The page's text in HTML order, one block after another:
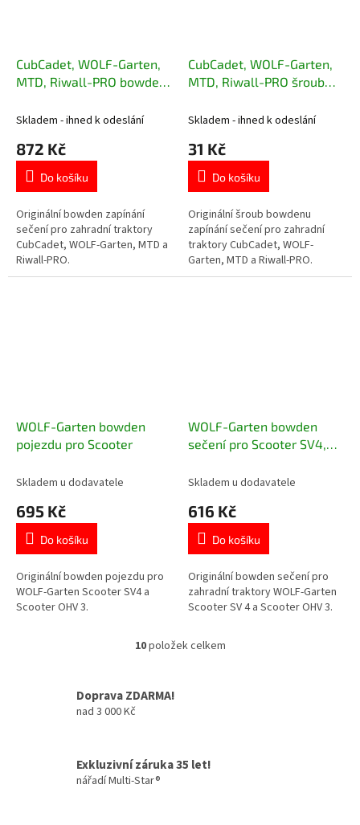
CubCadet, WOLF-Garten,
MTD, Riwall-PRO bowden
Skladem - ihned k odeslání
872 Kč
Do košíku
Originální bowden zapínání
sečení pro zahradní traktory
CubCadet, WOLF-Garten, MTD a
Riwall-PRO.
CubCadet, WOLF-Garten,
MTD, Riwall-PRO šroub
04425
Skladem - ihned k odeslání
31 Kč
Do košíku
Originální šroub bowdenu
zapínání sečení pro zahradní
traktory CubCadet, WOLF-
Garten, MTD a Riwall-PRO.
WOLF-Garten bowden
pojezdu pro Scooter
Skladem u dodavatele
695 Kč
Do košíku
Originální bowden pojezdu pro
WOLF-Garten Scooter SV4 a
Scooter OHV 3.
WOLF-Garten bowden
sečení pro Scooter SV4,
Skladem u dodavatele
616 Kč
Do košíku
Originální bowden sečení pro
zahradní traktory WOLF-Garten
Scooter SV 4 a Scooter OHV 3.
O
í
p
10položek celkem
Doprava ZDARMA!
nad 3 000 Kč
Exkluzivní záruka 35 let!
nářadí Multi-Star®